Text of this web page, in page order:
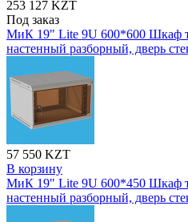
253 127 KZT
Под заказ
МиК 19" Lite 9U 600*600 Шкаф
настенный разборный, дверь
57 550 KZT
В корзину
МиК 19" Lite 9U 600*450 Шкаф
настенный разборный, дверь